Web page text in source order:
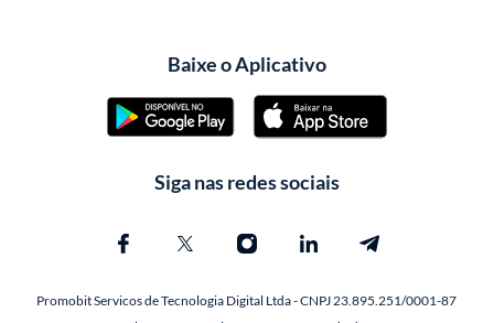
Baixe o Aplicativo
Siga nas redes sociais
Promobit Servicos de Tecnologia Digital Ltda - CNPJ 23.895.251/0001-87